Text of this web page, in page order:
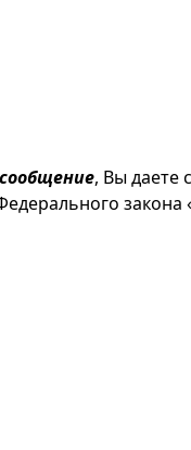
, Вы даете